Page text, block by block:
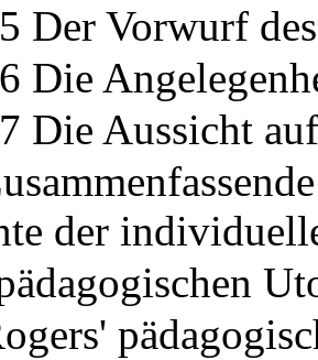
Der Vorwurf
Die
Die Aussicht
der